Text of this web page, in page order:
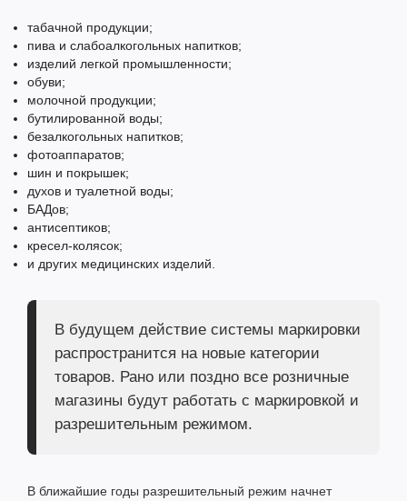
табачной продукции;
пива и слабоалкогольных напитков;
изделий легкой промышленности;
обуви;
молочной продукции;
бутилированной воды;
безалкогольных напитков;
фотоаппаратов;
шин и покрышек;
духов и туалетной воды;
БАДов;
антисептиков;
кресел-колясок;
и других медицинских изделий.
В будущем действие системы маркировки
распространится на новые категории
товаров. Рано или поздно все розничные
магазины будут работать с маркировкой и
разрешительным режимом.
В ближайшие годы разрешительный режим начнет